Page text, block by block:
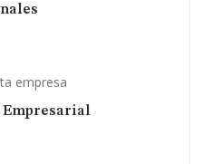
empresa
Empresarial